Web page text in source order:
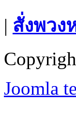
| สั่งพวง
Joomla